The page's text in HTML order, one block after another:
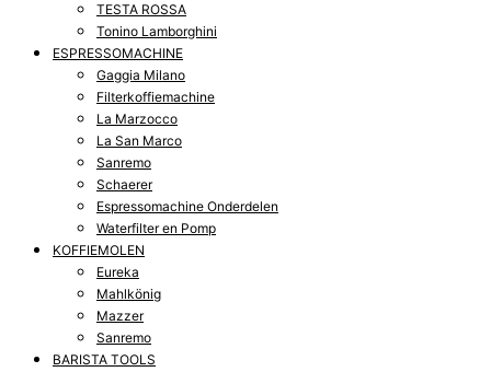
TESTA ROSSA
Tonino Lamborghini
ESPRESSOMACHINE
Gaggia Milano
Filterkoffiemachine
La Marzocco
La San Marco
Sanremo
Schaerer
Espressomachine Onderdelen
Waterfilter en Pomp
KOFFIEMOLEN
Eureka
Mahlkönig
Mazzer
Sanremo
BARISTA TOOLS